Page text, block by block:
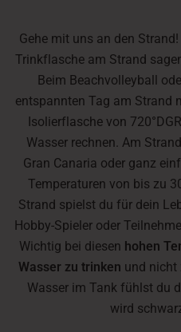
Gehe mit uns an den
Trinkflasche am Strand
Beim Beachvolleyball
entspannten Tag am Strand
Isolierflasche von
Wasser rechnen. Am
Gran Canaria oder ganz
Temperaturen von bis zu
Strand spielst du für dein
Hobby-Spieler oder
Wichtig bei diesen hohen
Wasser zu trinken und nicht
Wasser im Tank fühlst du
wird